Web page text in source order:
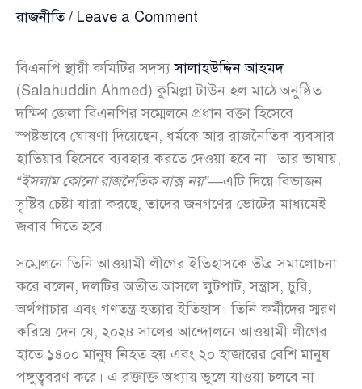
রাজনীতি/ Leave a Comment
বিএনপি স্থায়ী কমিটির সদস্যসালাহউদ্দিন আহমদ
(Salahuddin Ahmed) কুমিল্লা টাউন হল মাঠে অনুষ্ঠিত
দক্ষিণ জেলা বিএনপির সম্মেলনে প্রধান বক্তা হিসেবে
স্পষ্টভাবে ঘোষণা দিয়েছেন, ধর্মকে আর রাজনৈতিক ব্যবসার
হাতিয়ার হিসেবে ব্যবহার করতে দেওয়া হবে না। তার ভাষায়,
“ইসলাম কোনো রাজনৈতিক বাক্স নয়”—এটি দিয়ে বিভাজন
সৃষ্টির চেষ্টা যারা করছে, তাদের জনগণের ভোটের মাধ্যমেই
জবাব দিতে হবে।
সম্মেলনে তিনি আওয়ামী লীগের ইতিহাসকে তীব্র সমালোচনা
করে বলেন, দলটির অতীত আসলে লুটপাট, সন্ত্রাস, চুরি,
অর্থপাচার এবং গণতন্ত্র হত্যার ইতিহাস। তিনি কর্মীদের স্মরণ
করিয়ে দেন যে, ২০২৪ সালের আন্দোলনে আওয়ামী লীগের
হাতে ১৪০০ মানুষ নিহত হয় এবং ২০ হাজারের বেশি মানুষ
পঙ্গুত্ববরণ করে। এ রক্তাক্ত অধ্যায় ভুলে যাওয়া চলবে না